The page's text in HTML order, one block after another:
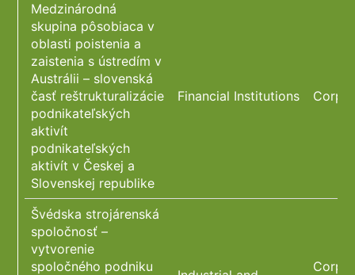
Medzinárodná
skupina pôsobiaca v
oblasti poistenia a
zaistenia s ústredím v
Austrálii – slovenská
časť reštrukturalizácie
podnikateľských
aktivít
podnikateľských
aktivít v Českej a
Slovenskej republike
Financial Institutions
Švédska strojárenská
spoločnosť –
vytvorenie
spoločného podniku